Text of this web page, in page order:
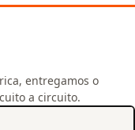
entregamos o
a circuito.